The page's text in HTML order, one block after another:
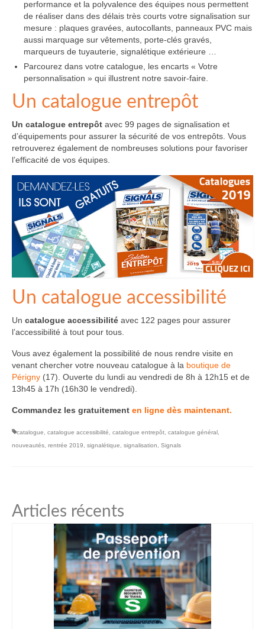
performance et la polyvalence des équipes nous permettent
de réaliser dans des délais très courts votre signalisation sur
mesure : plaques gravées, autocollants, panneaux PVC mais
aussi marquage sur vêtements, porte-clés gravés,
marqueurs de tuyauterie, signalétique extérieure …
Parcourez dans votre catalogue, les encarts « Votre
personnalisation » qui illustrent notre savoir-faire.
Un catalogue entrepôt
Un catalogue entrepôt avec 99 pages de signalisation et
d’équipements pour assurer la sécurité de vos entrepôts. Vous
retrouverez également de nombreuses solutions pour favoriser
l’efficacité de vos équipes.
Un catalogue accessibilité
Un catalogue accessibilité avec 122 pages pour assurer
l’accessibilité à tout pour tous.
Vous avez également la possibilité de nous rendre visite en
venant chercher votre nouveau catalogue à la boutique de
Périgny (17). Ouverte du lundi au vendredi de 8h à 12h15 et de
13h45 à 17h (16h30 le vendredi).
Commandez les gratuitement en ligne dès maintenant.
catalogue, catalogue accessibilité, catalogue entrepôt, catalogue général,
nouveautés, rentrée 2019, signalétique, signalisation, Signals
Articles récents